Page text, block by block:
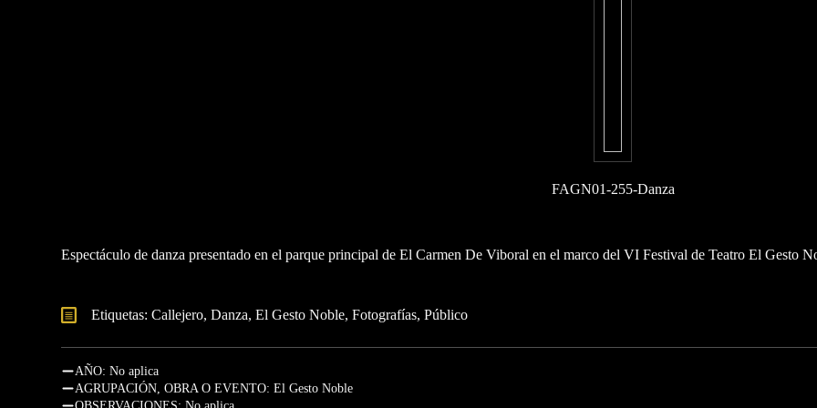
FAGN01-255-Danza
Espectáculo de danza presentado en el parque principal de El Carmen De Viboral en el marco del VI Festival de Teatro El Gesto
Etiquetas: Callejero Danza El Gesto Noble Fotografías Público
AÑO: No aplica
AGRUPACIÓN, OBRA O EVENTO: El Gesto Noble